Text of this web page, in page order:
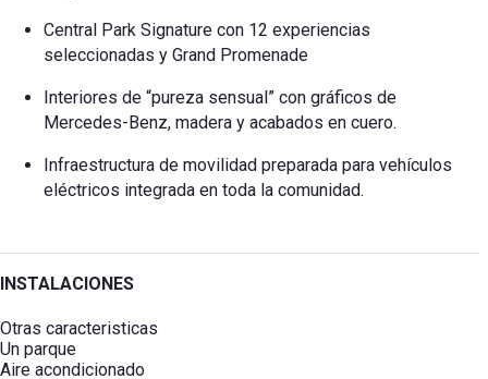
Central Park Signature con 12 experiencias
seleccionadas y Grand Promenade
Interiores de “pureza sensual” con gráficos de
Mercedes-Benz, madera y acabados en cuero.
Infraestructura de movilidad preparada para vehículos
eléctricos integrada en toda la comunidad.
INSTALACIONES
Otras caracteristicas
Un parque
Aire acondicionado